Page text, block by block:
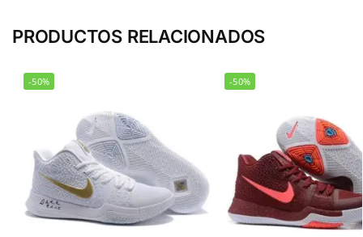
PRODUCTOS RELACIONADOS
-50% -50%